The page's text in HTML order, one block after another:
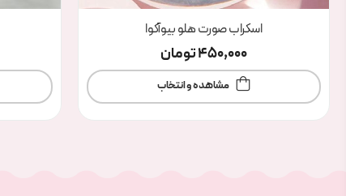
اسکراب صورت هلو بیوآکوا
450,000تومان
مشاهده و انتخاب